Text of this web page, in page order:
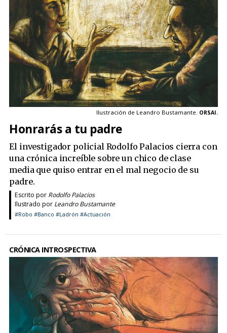
Ilustración de Leandro Bustamante. ORSAI.
Honrarás a tu padre
El investigador policial Rodolfo Palacios cierra con
una crónica increíble sobre un chico de clase
media que quiso entrar en el mal negocio de su
padre.
Escrito por Rodolfo Palacios
Ilustrado por Leandro Bustamante
#Robo #Banco #Ladrón #Actuación
CRÓNICA INTROSPECTIVA